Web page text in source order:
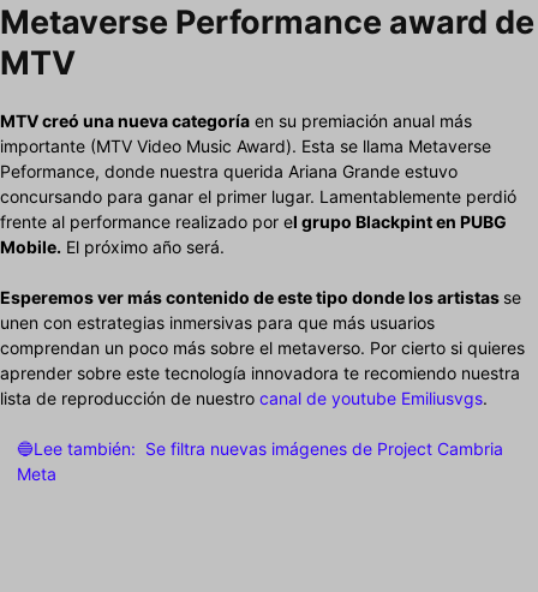
Metaverse Performance award de
MTV
MTV creó una nueva categoría en su premiación anual más
importante (MTV Video Music Award). Esta se llama Metaverse
Peformance, donde nuestra querida Ariana Grande estuvo
concursando para ganar el primer lugar. Lamentablemente perdió
frente al performance realizado por el grupo Blackpint en PUBG
Mobile. El próximo año será.
Esperemos ver más contenido de este tipo donde los artistas se
unen con estrategias inmersivas para que más usuarios
comprendan un poco más sobre el metaverso. Por cierto si quieres
aprender sobre este tecnología innovadora te recomiendo nuestra
lista de reproducción de nuestro canal de youtube Emiliusvgs.
🔵Lee también: Se filtra nuevas imágenes de Project Cambria
Meta